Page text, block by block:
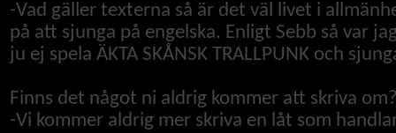
-Vad gäller texterna så är det väl livet i
på att sjunga på engelska. Enligt Sebb så var
ju ej spela ÄKTA SKÅNSK TRALLPUNK och
Finns det något ni aldrig kommer att skriva
-Vi kommer aldrig mer skriva en låt som